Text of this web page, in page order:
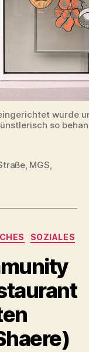
wurde
so
, MGS,
SOZIALES